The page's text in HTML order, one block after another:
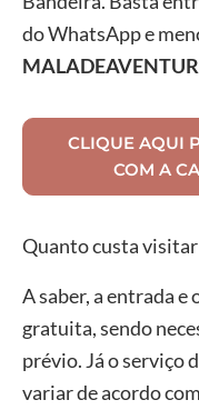
do WhatsApp e
CLIQUE AQUI
COM A
Quanto custa visitar
A saber, a entrada e
gratuita, sendo
prévio. Já o serviço
variar de acordo